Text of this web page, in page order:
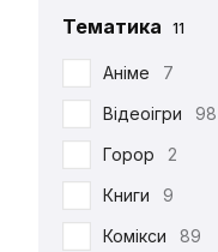
Iron Studios
Jason Freeny
Medicom Toy
Mezco
1
Mictoys
Mighty Jaxx
Тематика 11
Аніме
7
Відеоігри
98
Горор
2
Книги
9
Комікси
89